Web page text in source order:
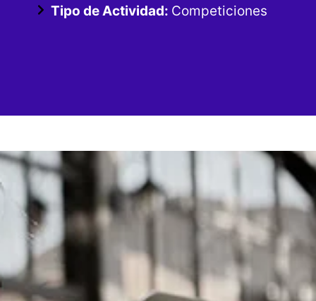
Tipo de Actividad: Competiciones